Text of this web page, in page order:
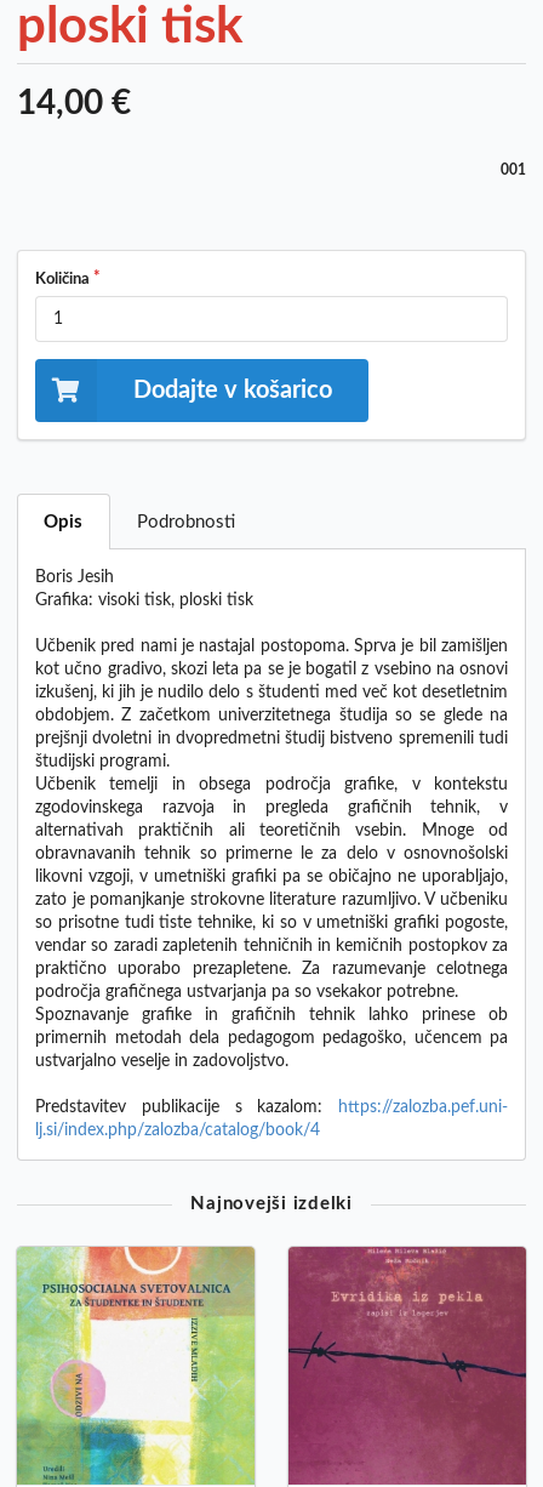
ploski tisk
14,00 €
001
Količina
Dodajte v košarico
Opis Podrobnosti
Boris Jesih
Grafika: visoki tisk, ploski tisk
Učbenik pred nami je nastajal postopoma. Sprva je bil zamišljen
kot učno gradivo, skozi leta pa se je bogatil z vsebino na osnovi
izkušenj, ki jih je nudilo delo s študenti med več kot desetletnim
obdobjem. Z začetkom univerzitetnega študija so se glede na
prejšnji dvoletni in dvopredmetni študij bistveno spremenili tudi
študijski programi.
Učbenik temelji in obsega področja grafike, v kontekstu
zgodovinskega razvoja in pregleda grafičnih tehnik, v
alternativah praktičnih ali teoretičnih vsebin. Mnoge od
obravnavanih tehnik so primerne le za delo v osnovnošolski
likovni vzgoji, v umetniški grafiki pa se običajno ne uporabljajo,
zato je pomanjkanje strokovne literature razumljivo. V učbeniku
so prisotne tudi tiste tehnike, ki so v umetniški grafiki pogoste,
vendar so zaradi zapletenih tehničnih in kemičnih postopkov za
praktično uporabo prezapletene. Za razumevanje celotnega
področja grafičnega ustvarjanja pa so vsekakor potrebne.
Spoznavanje grafike in grafičnih tehnik lahko prinese ob
primernih metodah dela pedagogom pedagoško, učencem pa
ustvarjalno veselje in zadovoljstvo.
Predstavitev publikacije s kazalom:
https://zalozba.pef.uni-
lj.si/index.php/zalozba/catalog/book/4
Najnovejši izdelki